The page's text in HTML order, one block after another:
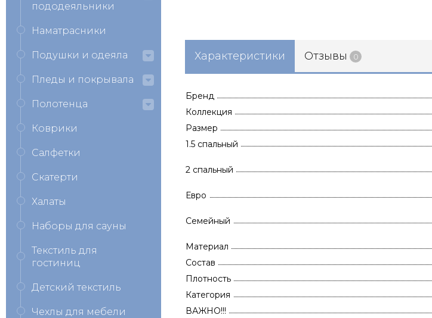
Характеристики Отзывы 0
Бренд
Коллекция
Размер
1.5 спальный
2 спальный
Евро
Семейный
Материал
Состав
Плотность
Категория
ВАЖНО!!!
пододеяльники
Наматрасники
Подушки и одеяла
Пледы и покрывала
Полотенца
Коврики
Салфетки
Скатерти
Халаты
Наборы для сауны
Текстиль для
гостиниц
Детский текстиль
Чехлы для мебели